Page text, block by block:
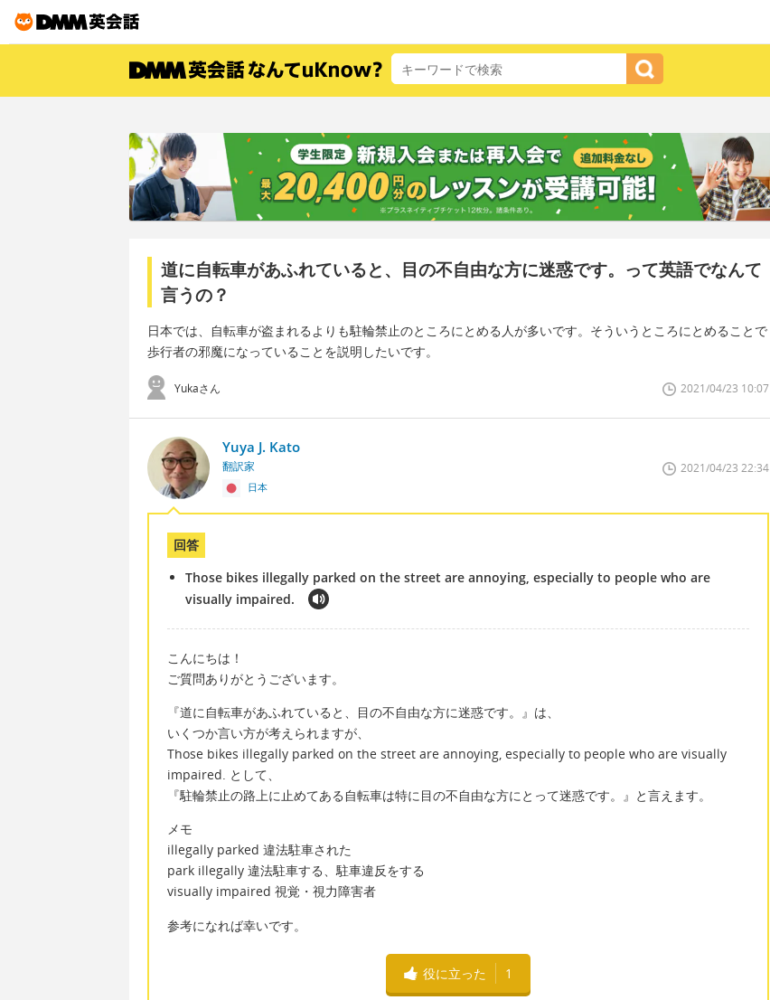
道に自転車があふれていると、目の不自由な方に迷惑です。って英語でなんて
言うの？
日本では、自転車が盗まれるよりも駐輪禁止のところにとめる人が多いです。そういうところにとめることで
歩行者の邪魔になっていることを説明したいです。
Yukaさん 2021/04/23 10:07
Yuya J. Kato
翻訳家
日本
2021/04/23 22:34
回答
Those bikes illegally parked on the street are annoying, especially to people who are
visually impaired.
こんにちは！
ご質問ありがとうございます。
『道に自転車があふれていると、目の不自由な方に迷惑です。』は、
いくつか言い方が考えられますが、
Those bikes illegally parked on the street are annoying, especially to people who are visually
impaired. として、
『駐輪禁止の路上に止めてある自転車は特に目の不自由な方にとって迷惑です。』と言えます。
メモ
illegally parked 違法駐車された
park illegally 違法駐車する、駐車違反をする
visually impaired 視覚・視力障害者
参考になれば幸いです。
役に立った 1